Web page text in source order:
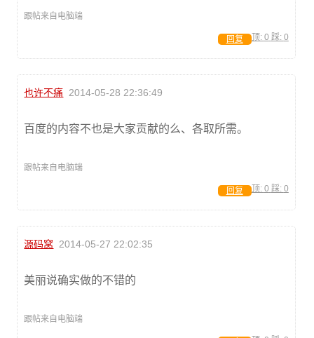
跟帖来自电脑端
顶: 0 踩: 0
回复
也许不痛 2014-05-28 22:36:49
百度的内容不也是大家贡献的么、各取所需。
跟帖来自电脑端
顶: 0 踩: 0
回复
源码窝 2014-05-27 22:02:35
美丽说确实做的不错的
跟帖来自电脑端